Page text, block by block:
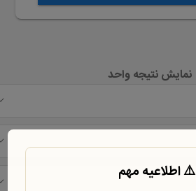
نمایش نتیجه واحد
⚠️ اطلاعیه مهم